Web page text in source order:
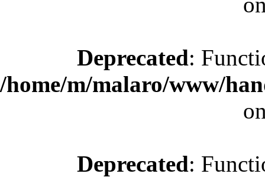
Deprecated:
/home/m/malaro/www/
Deprecated: